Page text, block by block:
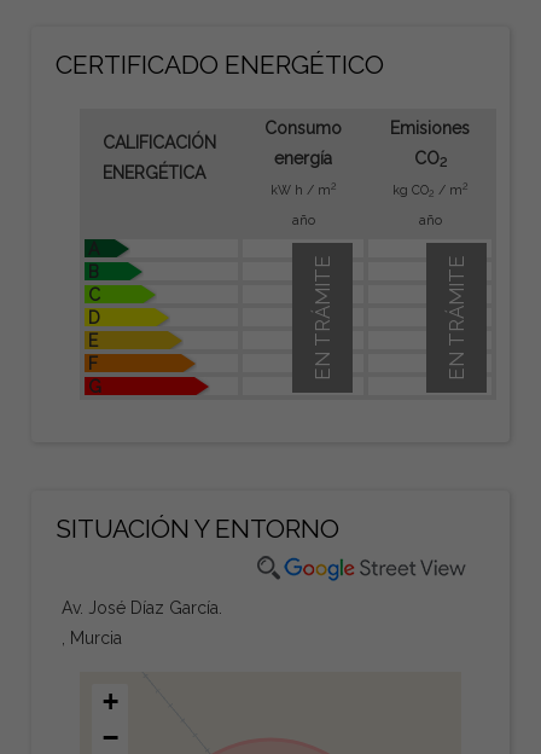
CERTIFICADO ENERGÉTICO
CALIFICACIÓN
ENERGÉTICA
Consumo
energía
kW h / m2
año
Emisiones
CO2
kg CO2 / m2
año
A
B
C
D
E
F
G
EN TRÁMITE
EN TRÁMITE
SITUACIÓN Y ENTORNO
Av. José Díaz García.
, Murcia
+
−